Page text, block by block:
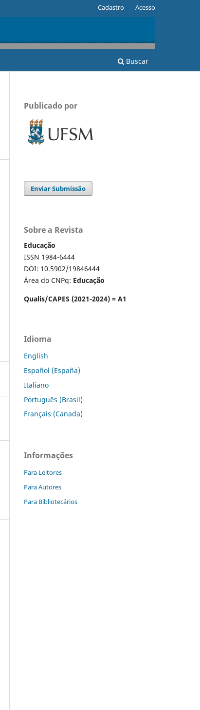
Buscar
Cadastro Acesso
Publicado por
Enviar Submissão
Sobre a Revista
Educação
ISSN 1984-6444
DOI: 10.5902/19846444
Área do CNPq: Educação
Qualis/CAPES (2021-2024) = A1
Idioma
English
Español (España)
Italiano
Português (Brasil)
Français (Canada)
Informações
Para Leitores
Para Autores
Para Bibliotecários